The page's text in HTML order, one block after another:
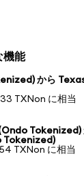
機能
から
TXNon に相当
Tokenized)
Tokenized)
TXNon に相当